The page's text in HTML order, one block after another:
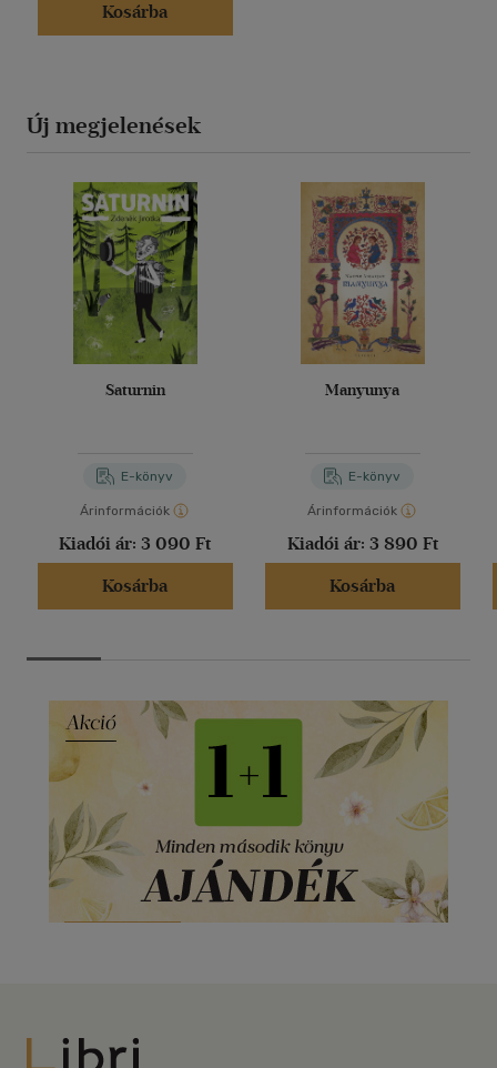
Kosárba
Új megjelenések
Saturnin
E-könyv
Árinformációk
Kiadói ár: 3 090 Ft
Kosárba
Manyunya
E-könyv
Árinformációk
Kiadói ár: 3 890 Ft
Kosárba
Libri